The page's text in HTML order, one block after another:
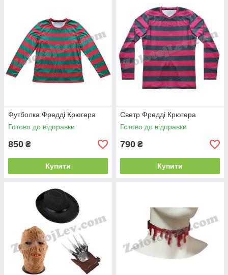
Футболка Фредді Крюгера
Готово до відправки
850 ₴
Купити
Светр Фредді Крюгера
Готово до відправки
790 ₴
Купити